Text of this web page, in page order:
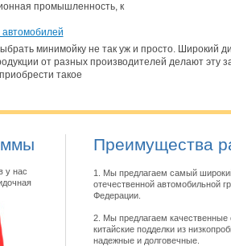
промышленность, к
минимойку не так уж и просто. Широкий
от разных производителей делают эту
такое
у нас
Преимущества
1. Мы предлагаем самый
отечественной автомобильной
Федерации.
2. Мы предлагаем качественные
китайские подделки из
надежные и долговечные.